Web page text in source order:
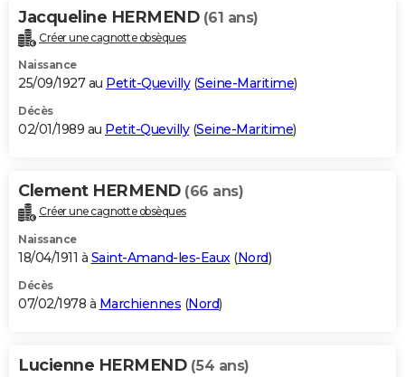
Jacqueline HERMEND (61 ans)
Créer une cagnotte obsèques
Naissance
25/09/1927 au Petit-Quevilly(Seine-Maritime)
Décès
02/01/1989 au Petit-Quevilly(Seine-Maritime)
Clement HERMEND (66 ans)
Créer une cagnotte obsèques
Naissance
18/04/1911 à Saint-Amand-les-Eaux(Nord)
Décès
07/02/1978 à Marchiennes (Nord)
Lucienne HERMEND (54 ans)